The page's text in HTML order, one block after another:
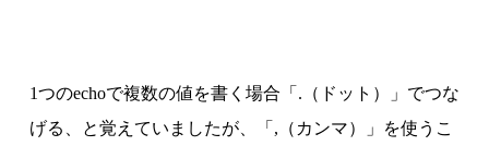
1つのechoで複数の値を書く場合「.（ドット）」でつな
げる、と覚えていましたが、「,（カンマ）」を使うこ